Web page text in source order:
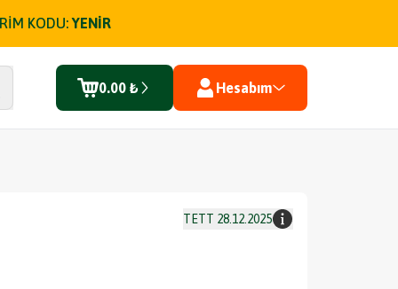
KODU:YENİR
0.00 ₺ Hesabım
TETT 28.12.2025